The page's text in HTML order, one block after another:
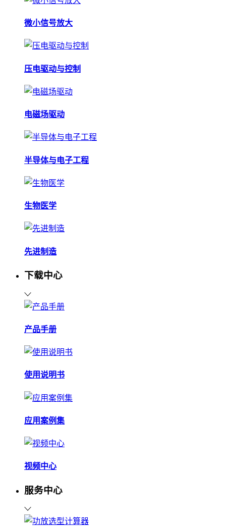
微小信号放大
压电驱动与控制
电磁场驱动
半导体与电子工程
生物医学
先进制造
下载中心
产品手册
使用说明书
应用案例集
视频中心
服务中心